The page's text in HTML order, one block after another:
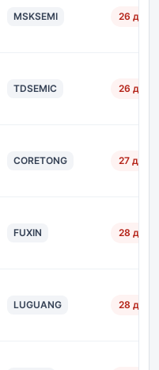
MSKSEMI 26 дн.
TDSEMIC 26 дн.
CORETONG 27 дн.
FUXIN 28 дн.
LUGUANG 28 дн.